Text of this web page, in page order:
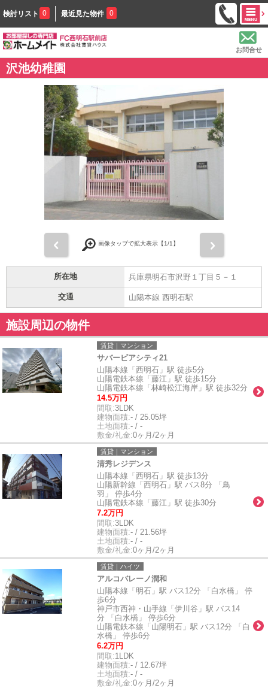
検討リスト 0 最近見た物件 0
お問合せ
沢池幼稚園
画像タップで拡大表示【1/1】
所在地 兵庫県明石市沢野１丁目５－１
交通 山陽本線 西明石駅
施設周辺の物件
賃貸｜マンション
サバービアシティ21
山陽本線「西明石」駅 徒歩5分
山陽電鉄本線「藤江」駅 徒歩15分
山陽電鉄本線「林崎松江海岸」駅 徒歩32分
14.5万円
間取:3LDK
建物面積:- / 25.05坪
土地面積:- / -
敷金/礼金:0ヶ月/2ヶ月
賃貸｜マンション
清秀レジデンス
山陽本線「西明石」駅 徒歩13分
山陽新幹線「西明石」駅 バス8分 「鳥
羽」 停歩4分
山陽電鉄本線「藤江」駅 徒歩30分
7.2万円
間取:3LDK
建物面積:- / 21.56坪
土地面積:- / -
敷金/礼金:0ヶ月/2ヶ月
賃貸｜ハイツ
アルコバレーノ潤和
山陽本線「明石」駅 バス12分 「白水橋」 停
歩6分
神戸市西神・山手線「伊川谷」駅 バス14
分 「白水橋」 停歩6分
山陽電鉄本線「山陽明石」駅 バス12分 「白
水橋」 停歩6分
6.2万円
間取:1LDK
建物面積:- / 12.67坪
土地面積:- / -
敷金/礼金:0ヶ月/2ヶ月